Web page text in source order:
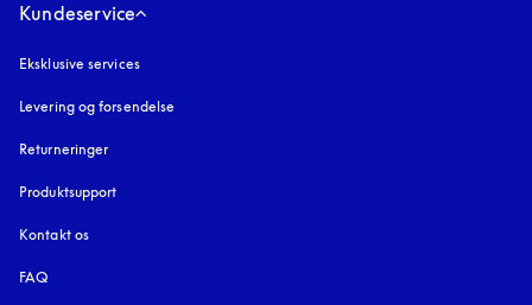
Kundeservice
Eksklusive services
Levering og forsendelse
Returneringer
Produktsupport
Kontakt os
FAQ